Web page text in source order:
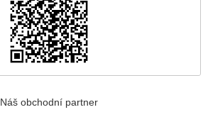
Náš obchodní partner